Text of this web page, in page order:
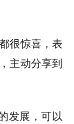
很惊喜，表
主动分享到
发展，可以